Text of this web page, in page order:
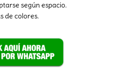
según espacio.
de colores.